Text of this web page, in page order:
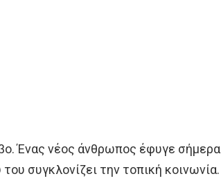
Ένας νέος άνθρωπος έφυγε
συγκλονίζει την τοπική κοινωνία.